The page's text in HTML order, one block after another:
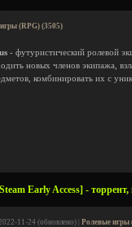
(RPG) (3505)
- футуристический ролевой
новых членов экипажа,
комбинировать их с
Early Access] -
2022-11-24 (обновлено) | Ролевые игры